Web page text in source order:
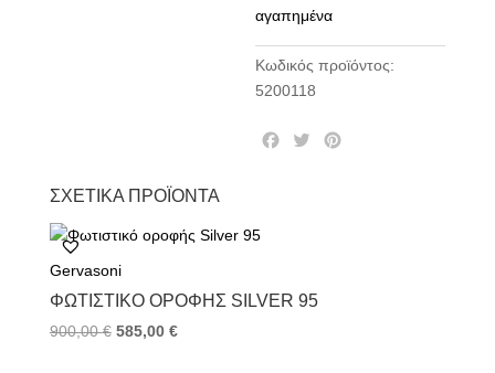
αγαπημένα
Κωδικός προϊόντος:
5200118
k
T
ΣΧΕΤΙΚΆ ΠΡΟΪΌΝΤΑ
Gervasoni
ΦΩΤΙΣΤΙΚΌ ΟΡΟΦΉΣ SILVER 95
900,00€ 585,00 €